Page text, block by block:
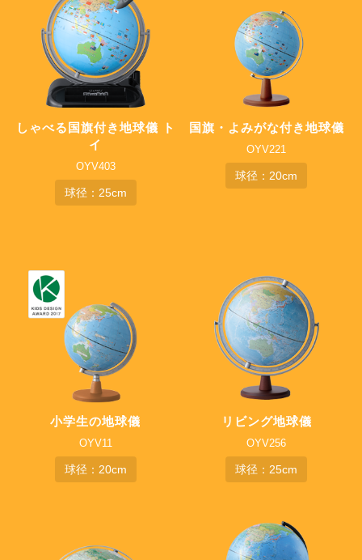
しゃべる国旗付き地球儀 ト
イ
OYV403
球径：25cm
国旗・よみがな付き地球儀
OYV221
球径：20cm
小学生の地球儀
OYV11
球径：20cm
リビング地球儀
OYV256
球径：25cm